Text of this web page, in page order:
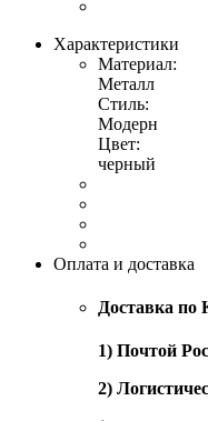
Характеристики
Материал:
Металл
Стиль:
Модерн
Цвет:
черный
Оплата и доставка
Доставка
1) Почтой
2)